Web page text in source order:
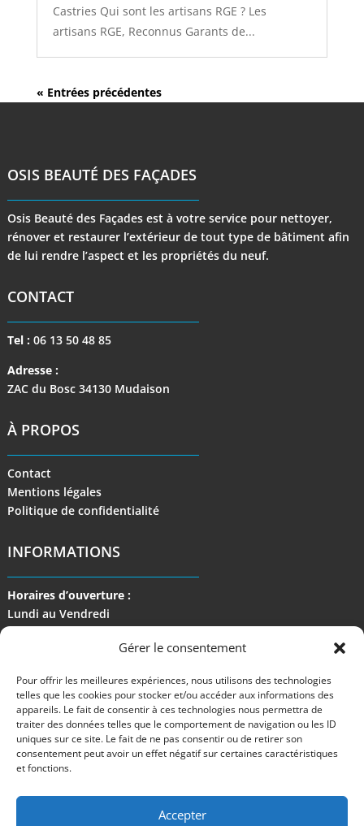
Gérer le consentement
Pour offrir les meilleures expériences, nous utilisons des technologies
telles que les cookies pour stocker et/ou accéder aux informations des
appareils. Le fait de consentir à ces technologies nous permettra de
traiter des données telles que le comportement de navigation ou les ID
uniques sur ce site. Le fait de ne pas consentir ou de retirer son
consentement peut avoir un effet négatif sur certaines caractéristiques
et fonctions.
Accepter
Castries Qui sont les artisans RGE ? Les
artisans RGE, Reconnus Garants de...
« Entrées précédentes
OSIS BEAUTÉ DES FAÇADES
Osis Beauté des Façades est à votre service pour nettoyer,
rénover et restaurer l’extérieur de tout type de bâtiment afin
de lui rendre l’aspect et les propriétés du neuf.
CONTACT
Tel : 06 13 50 48 85
Adresse :
ZAC du Bosc 34130 Mudaison
À PROPOS
Contact
Mentions légales
Politique de confidentialité
INFORMATIONS
Horaires d’ouverture :
Lundi au Vendredi
de 9 h à 17 h